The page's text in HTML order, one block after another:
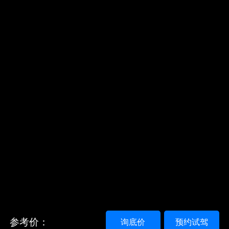
参考价： 预约试驾
询底价